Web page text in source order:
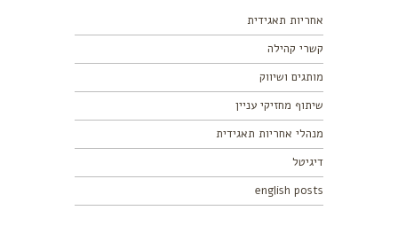
אחריות תאגידית
קשרי קהילה
מותגים ושיווק
שיתוף מחזיקי עניין
מנהלי אחריות תאגידית
דיגיטל
english posts